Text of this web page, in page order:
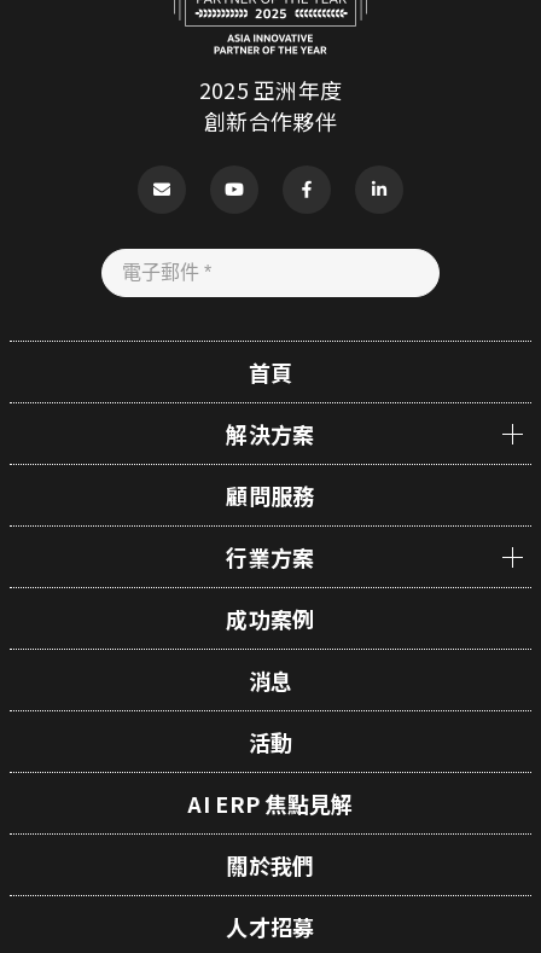
2025 亞洲年度
創新合作夥伴
首頁
解決方案
顧問服務
行業方案
成功案例
消息
活動
AI ERP 焦點見解
關於我們
人才招募